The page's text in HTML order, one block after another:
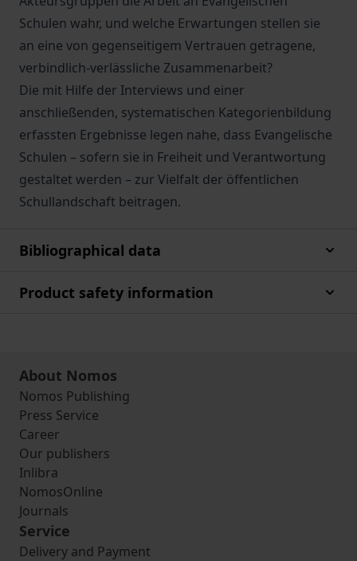
Schulen wahr, und welche Erwartungen stellen sie
an eine von gegenseitigem Vertrauen getragene,
verbindlich-verlässliche Zusammenarbeit?
Die mit Hilfe der Interviews und einer
anschließenden, systematischen Kategorienbildung
erfassten Ergebnisse legen nahe, dass Evangelische
Schulen – sofern sie in Freiheit und Verantwortung
gestaltet werden – zur Vielfalt der öffentlichen
Schullandschaft beitragen.
Bibliographical data
Product safety information
About Nomos
Nomos Publishing
Press Service
Career
Our publishers
Inlibra
NomosOnline
Journals
Service
Delivery and Payment